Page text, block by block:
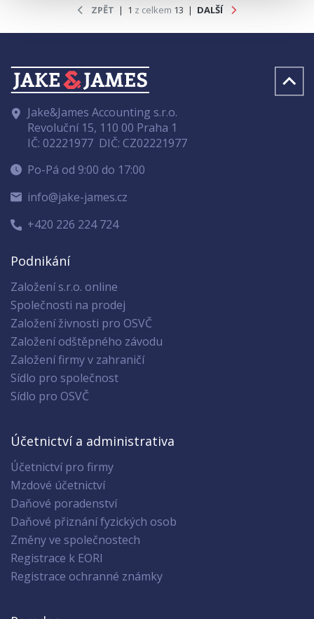
ZPĚT | 1 z celkem 13 | DALŠÍ
Jake&James Accounting s.r.o.
Revoluční 15, 110 00 Praha 1
IČ: 02221977 DIČ: CZ02221977
Po-Pá od 9:00 do 17:00
info@jake-james.cz
+420 226 224 724
Podnikání
Založení s.r.o. online
Společnosti na prodej
Založení živnosti pro OSVČ
Založení odštěpného závodu
Založení firmy v zahraničí
Sídlo pro společnost
Sídlo pro OSVČ
Účetnictví a administrativa
Účetnictví pro firmy
Mzdové účetnictví
Daňové poradenství
Daňové přiznání fyzických osob
Změny ve společnostech
Registrace k EORI
Registrace ochranné známky